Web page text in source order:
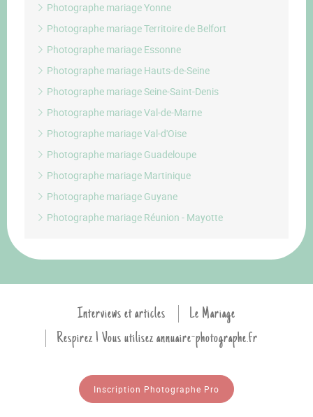
Photographe mariage Yonne
Photographe mariage Territoire de Belfort
Photographe mariage Essonne
Photographe mariage Hauts-de-Seine
Photographe mariage Seine-Saint-Denis
Photographe mariage Val-de-Marne
Photographe mariage Val-d'Oise
Photographe mariage Guadeloupe
Photographe mariage Martinique
Photographe mariage Guyane
Photographe mariage Réunion - Mayotte
Interviews et articles
Le Mariage
Respirez ! Vous utilisez annuaire-photographe.fr
Inscription Photographe Pro